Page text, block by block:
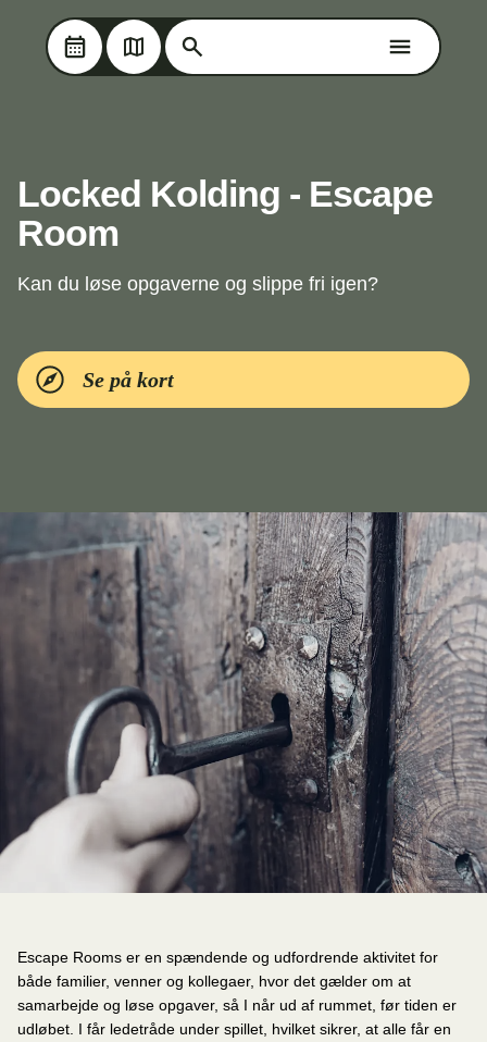
Skip til hovedindholdet
Søg på Oplev Kolding
Søg på Oplev Kolding
Locked Kolding - Escape
Room
Kan du løse opgaverne og slippe fri igen?
Se på kort
Escape Rooms er en spændende og udfordrende aktivitet for
både familier, venner og kollegaer, hvor det gælder om at
samarbejde og løse opgaver, så I når ud af rummet, før tiden er
udløbet. I får ledetråde under spillet, hvilket sikrer, at alle får en